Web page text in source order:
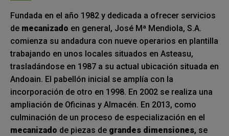
Fundada en el año 1982 y dedicada a ofrecer servicios
de mecanizado en general, José Mª Mendiola, S.A.
comienza su andadura con nueve operarios en plantilla
trabajando en unos locales situados en Asteasu,
trasladándose en 1987 a su actual ubicación situada en
Andoain. El pabellón inicial se amplía con la
incorporación de otro en 1998. En 2002 se realiza una
ampliación de Oficinas y Almacén. En 2013, como
culminación de un proceso de especialización en el
mecanizado de piezas de grandes dimensiones, se